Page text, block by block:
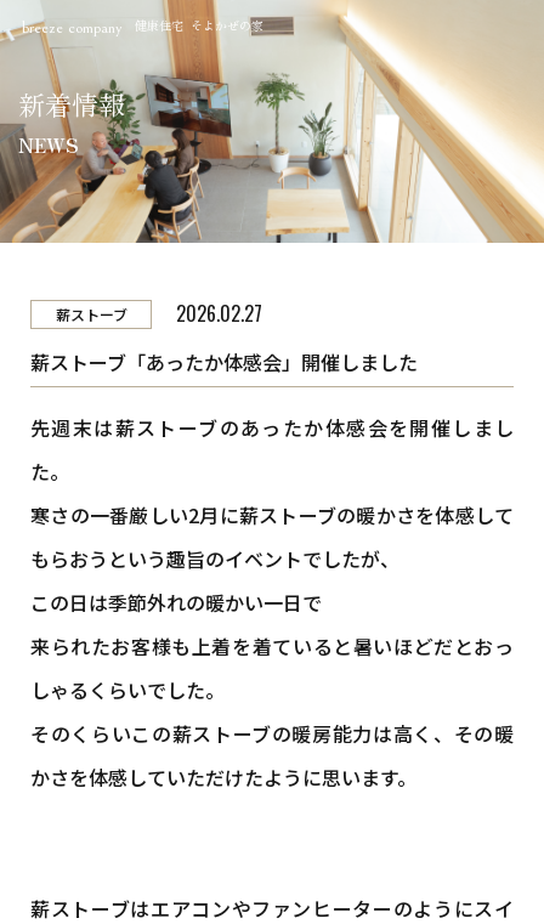
breeze company 健康住宅 そよかぜの家
新着情報
NEWS
薪ストーブ
2026.02.27
薪ストーブ「あったか体感会」開催しました
先週末は薪ストーブのあったか体感会を開催しまし
た。
寒さの一番厳しい2月に薪ストーブの暖かさを体感して
もらおうという趣旨のイベントでしたが、
この日は季節外れの暖かい一日で
来られたお客様も上着を着ていると暑いほどだとおっ
しゃるくらいでした。
そのくらいこの薪ストーブの暖房能力は高く、その暖
かさを体感していただけたように思います。
薪ストーブはエアコンやファンヒーターのようにスイ